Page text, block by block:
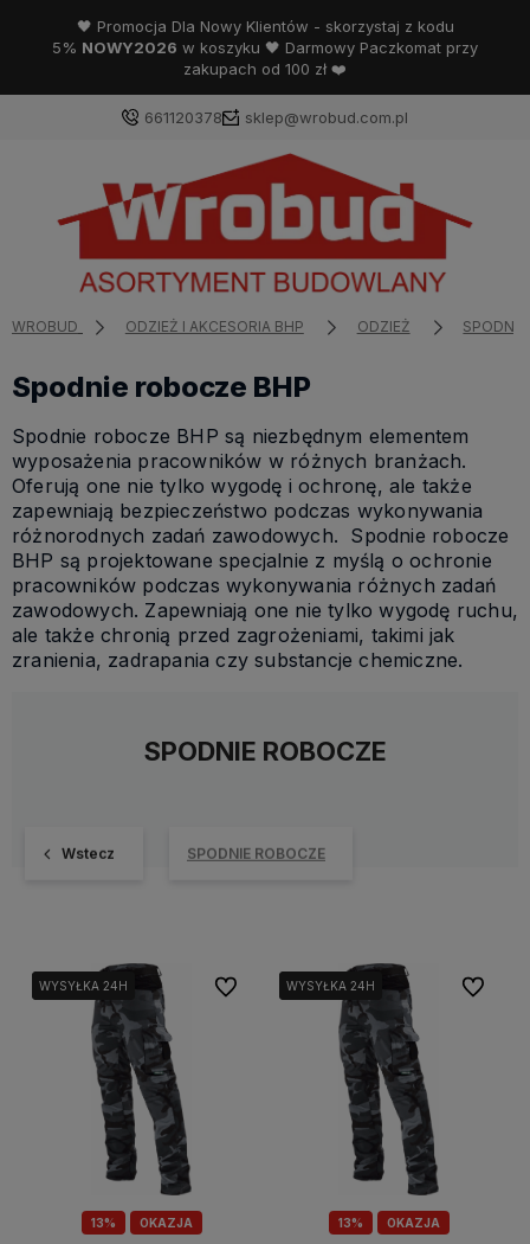
🖤 Promocja Dla Nowy Klientów - skorzystaj z kodu
5% NOWY2026 w koszyku 🖤 Darmowy Paczkomat przy
zakupach od 100 zł ❤️
661120378 sklep@wrobud.com.pl
WROBUD ODZIEŻ I AKCESORIA BHP ODZIEŻ SPODNIE
Spodnie robocze BHP
Spodnie robocze BHP są niezbędnym elementem
wyposażenia pracowników w różnych branżach.
Oferują one nie tylko wygodę i ochronę, ale także
zapewniają bezpieczeństwo podczas wykonywania
różnorodnych zadań zawodowych. Spodnie robocze
BHP są projektowane specjalnie z myślą o ochronie
pracowników podczas wykonywania różnych zadań
zawodowych. Zapewniają one nie tylko wygodę ruchu,
ale także chronią przed zagrożeniami, takimi jak
zranienia, zadrapania czy substancje chemiczne.
SPODNIE ROBOCZE
Wstecz SPODNIE ROBOCZE
13% OKAZJA
WYSYŁKA 24H
WYSYŁKA 24H Do ulubionych
13% OKAZJA
WYSYŁKA 24H
WYSYŁKA 24H Do